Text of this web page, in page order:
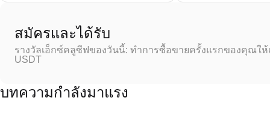
สมัครและได้รับ
รางวัลเอ็กซ์คลูซีฟของวันนี้: ทำการซื้อขายครั้งแรกของคุณใ
USDT
บทความกำลังมาแรง